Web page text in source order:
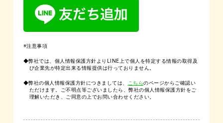
※注意事項
◆弊社では、個人情報保護方針よりLINE上で個人を特定する情報の取得及
び企業先が特定出来る情報提供は行っておりません。
◆弊社の個人情報保護方針につきましては、 こちらのページからご確認い
ただけます。ご不明点等ございましたら、弊社の個人情報保護方針をご
理解いただき、ご同意の上でお問い合わせください。